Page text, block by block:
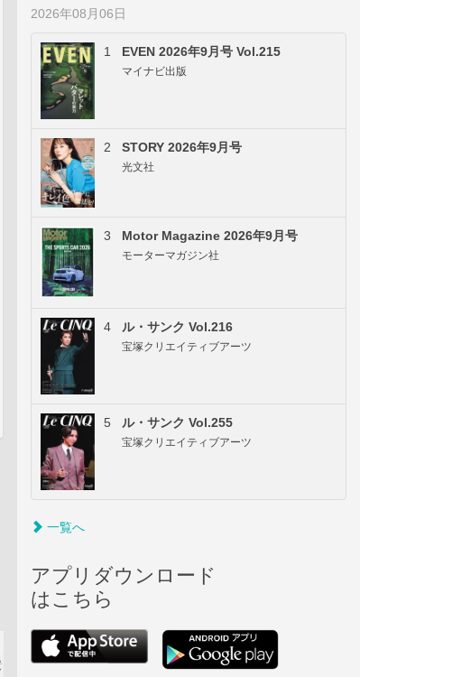
2026年08月06日
1 EVEN 2026年9月号 Vol.215
マイナビ出版
2 STORY 2026年9月号
光文社
3 Motor Magazine 2026年9月号
モーターマガジン社
4 ル・サンク Vol.216
宝塚クリエイティブアーツ
5 ル・サンク Vol.255
宝塚クリエイティブアーツ
一覧へ
アプリダウンロード
はこちら